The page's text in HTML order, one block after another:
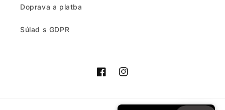
Doprava a platba
Súlad s GDPR
FacebookInstagram